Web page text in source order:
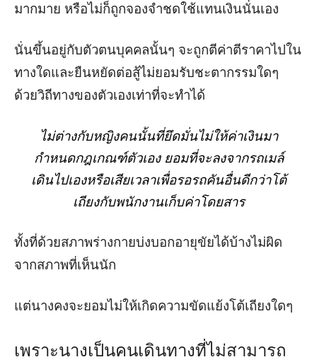
มากมาย หรือไม่ก็ถูกจองจำชดใช้แทนเงินนั่นเอง
นั่นขึ้นอยู่กับตัวตนบุคคลนั้นๆ จะถูกตีค่าตีราคาไปใน
ทางใดและยืนหยัดต่อสู้ไม่ยอมรับชะตากรรมใดๆ
ด้วยวิถีทางของตัวเองเท่าที่จะทำได้
ไม่ต่างกับหญิงคนนั้นที่ยึดมั่นไม่ให้ค่าเงินมา
กำหนดกฎเกณฑ์ตัวเอง ยอมที่จะลงจากรถเมล์
เดินไปเองหรือเสียเวลาเพื่อรอรถคันอื่นดีกว่าโต้
เถียงกับพนักงานเก็บค่าโดยสาร
ทั้งที่ด้วยสภาพร่างกายบ่งบอกอายุขัยได้บ้างไม่ผิด
จากสภาพที่เห็นนัก
แต่นางคงจะยอมไม่ให้เกิดความขัดแย้งโต้เถียงใดๆ
เพราะนางเป็นคนเดินทางที่ไม่สามารถ